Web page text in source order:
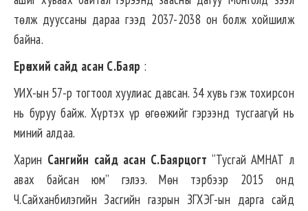
төлж дууссаны дараа гээд 2037-2038 он болж хойшилж
байна.
Ерөнхий сайд асан С.Баяр :
УИХ-ын 57-р тогтоол хуулиас давсан. 34 хувь гэж тохирсон
нь буруу байж. Хүртэх үр өгөөжийг гэрээнд тусгаагүй нь
миний алдаа.
Харин Сангийн сайд асан С.Баярцогт“Тусгай АМНАТ л
авах байсан юм” гэлээ. Мөн тэрбээр 2015 онд
Ч.Сайханбилэгийн Засгийн газрын ЗГХЭГ-ын дарга сайд